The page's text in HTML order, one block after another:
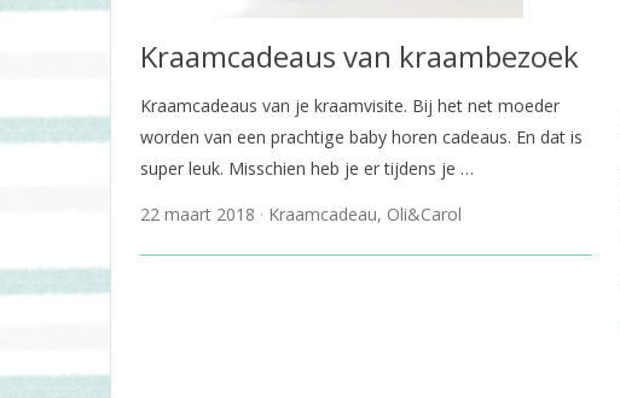
Kraamcadeaus van kraambezoek
Kraamcadeaus van je kraamvisite. Bij het net moeder
worden van een prachtige baby horen cadeaus. En dat is
super leuk. Misschien heb je er tijdens je …
22 maart 2018
Kraamcadeau, Oli&Carol